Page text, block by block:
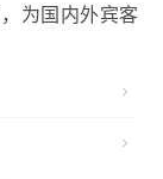
为国内外宾客